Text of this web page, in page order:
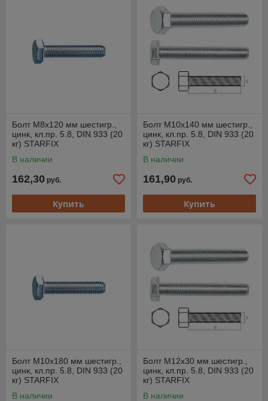
Болт М8х120 мм шестигр.,
цинк, кл.пр. 5.8, DIN 933 (20
кг) STARFIX
В наличии
162,30 руб.
Купить
Болт М10х140 мм шестигр.,
цинк, кл.пр. 5.8, DIN 933 (20
кг) STARFIX
В наличии
161,90 руб.
Купить
Болт М10х180 мм шестигр.,
цинк, кл.пр. 5.8, DIN 933 (20
кг) STARFIX
В наличии
Болт М12х30 мм шестигр.,
цинк, кл.пр. 5.8, DIN 933 (20
кг) STARFIX
В наличии